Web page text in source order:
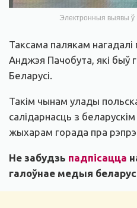
Электронныя выявы
Таксама палякам нагадалі
Анджэя Пачобута, які быў
Беларусі.
Такім чынам улады
салідарнасць з
жыхарам горада пра
Не забудзь падпісацца
галоўнае медыя